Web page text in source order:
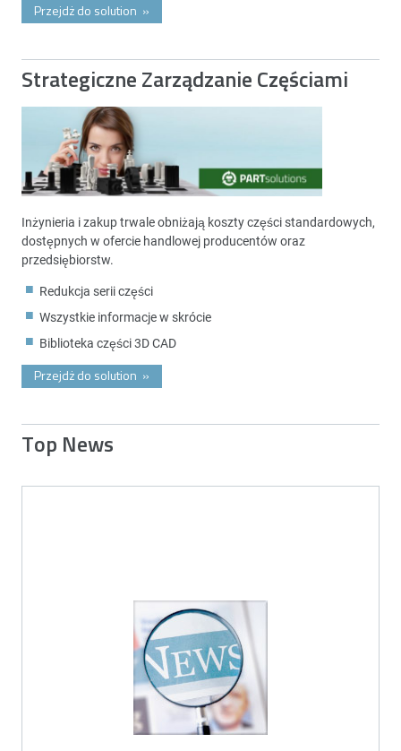
Przejdż do solution »
Strategiczne Zarządzanie Częściami
Inżynieria i zakup trwale obniżają koszty części standardowych,
dostępnych w ofercie handlowej producentów oraz
przedsiębiorstw.
Redukcja serii części
Wszystkie informacje w skrócie
Biblioteka części 3D CAD
Przejdż do solution »
Top News